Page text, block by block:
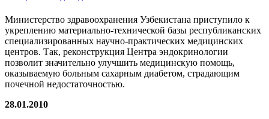
Министерство здравоохранения Узбекистана приступило к
укреплению материально-технической базы республиканских
специализированных научно-практических медицинских
центров. Так, реконструкция Центра эндокринологии
позволит значительно улучшить медицинскую помощь,
оказываемую больным сахарным диабетом, страдающим
почечной недостаточностью.
28.01.2010